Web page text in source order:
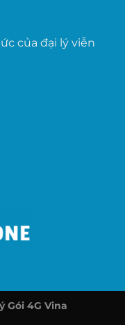
của đại lý viễn
Gói 4G Vina